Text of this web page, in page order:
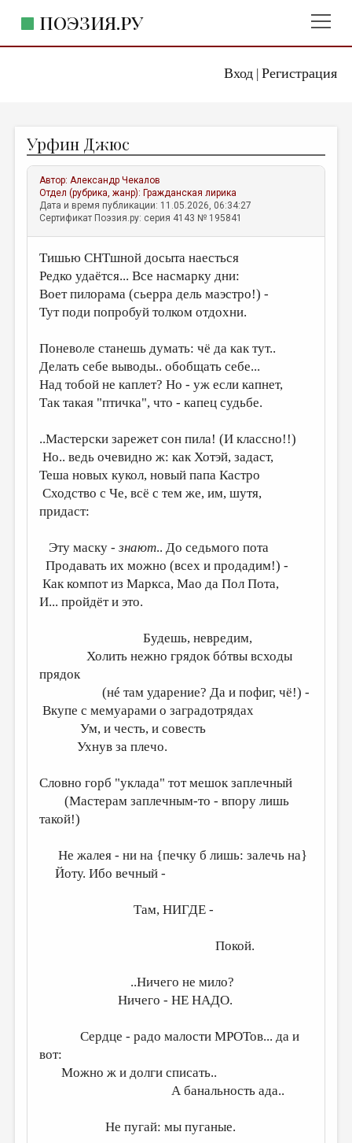
Вход| Регистрация
ПОЭЗИЯ.РУ
ЖАНРЫ
АВТОРЫ
КОММЕНТАРИИ
ЛИТСАЛОН
НОВОСТИ
ПРАВИЛА САЙТА
ИЗБРАННОЕ
ДАЙДЖЕСТ
ПРОИЗВЕДЕНИЯ
ПЕРЕВОДЫ
КОНКУРСЫ
ДЕТСКАЯ КОМНАТА
КНИЖНАЯ ПОЛКА
ОБЗОР ЛИТЕРАТУРЫ
СТРАНИЦЫ ПАМЯТИ
ОБЪЯВЛЕНИЯ
РЕДКОЛЛЕГИЯ
ОТ РЕДАКЦИИ
МАЛАЯ ПРОЗА
ЭССЕИСТИКА
КУЛЬТУРОВЕДЕНИЕ
ПУБЛИЦИСТИКА
РЕЦЕНЗИРОВАНИЕ
ЦИКЛЫ ПУБЛИКАЦИЙ
Урфин Джюс
Автор:Александр Чекалов
Отдел (рубрика, жанр): Гражданская лирика
Дата и время публикации: 11.05.2026, 06:34:27
Сертификат Поэзия.ру: серия 4143 № 195841
Тишью СНТшной досыта наесться
Редко удаётся... Все насмарку дни:
Воет пилорама (сьерра дель маэстро!) -
Тут поди попробуй толком отдохни.
Поневоле станешь думать: чё да как тут..
Делать себе выводы.. обобщать себе...
Над тобой не каплет? Но - уж если капнет,
Так такая "птичка", что - капец судьбе.
..Мастерски зарежет сон пила! (И классно!!)
Но.. ведь очевидно ж: как Хотэй, задаст,
Теша новых кукол, новый папа Кастро
Сходство с Че, всё с тем же, им, шутя,
придаст:
Эту маску -знают.. До седьмого пота
Продавать их можно (всех и продадим!) -
Как компот из Маркса, Мао да Пол Пота,
И... пройдёт и это.
Будешь, невредим,
Холить нежно грядок бóтвы всходы
прядок
(нé там ударение? Да и пофиг, чё!) -
Вкупе с мемуарами о заградотрядах
Ум, и честь, и совесть
Ухнув за плечо.
Словно горб "уклада" тот мешок заплечный
(Мастерам заплечным-то - впору лишь
такой!)
Не жалея - ни на {печку б лишь: залечь на}
Йоту. Ибо вечный -
Там, НИГДЕ -
Покой.
..Ничего не мило?
Ничего - НЕ НАДО.
Сердце - радо малости МРОТов... да и
вот:
Можно ж и долги списать..
А банальность ада..
Не пугай: мы пуганые.